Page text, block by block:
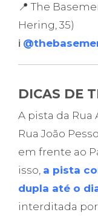
📍 The
Hering, 35)
ℹ️
DICAS DE
A pista da Rua
Rua João
em frente ao
isso, a pista
dupla até o
interditada